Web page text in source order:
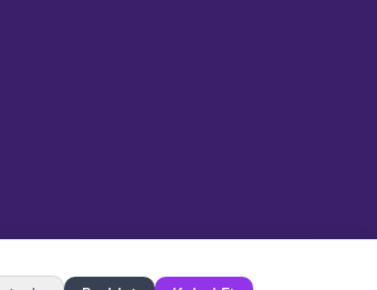
Ankara Etnik Sahne Sanatları